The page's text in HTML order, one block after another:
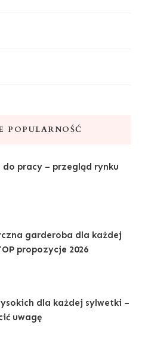
POPULARNOŚĆ
pracy – przegląd rynku
garderoba dla każdej
propozycje 2026
dla każdej sylwetki –
uwagę